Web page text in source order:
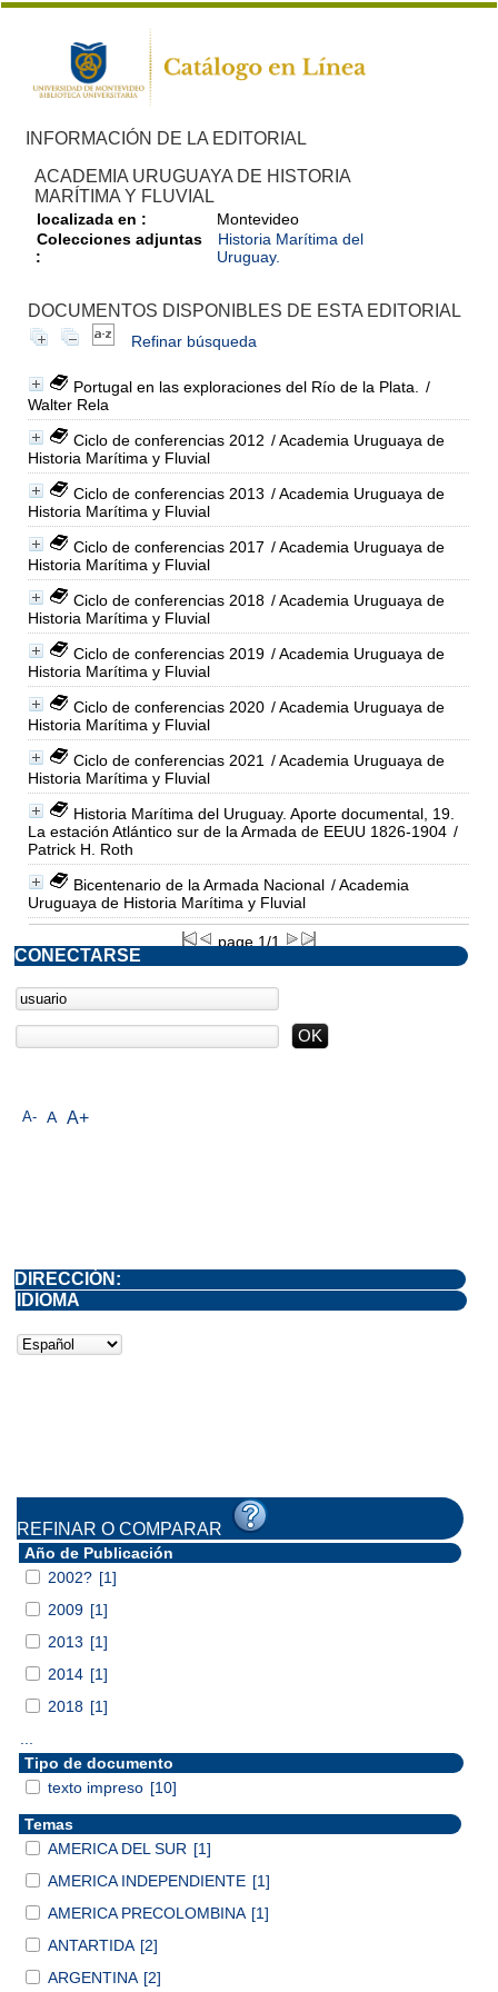
INFORMACIÓN DE LA EDITORIAL
ACADEMIA URUGUAYA DE HISTORIA
MARÍTIMA Y FLUVIAL
localizada en :
Montevideo
Colecciones adjuntas
:
Historia Marítima del
Uruguay.
DOCUMENTOS DISPONIBLES DE ESTA EDITORIAL
Refinar búsqueda
Portugal en las exploraciones del Río de la Plata.
/
Walter Rela
Ciclo de conferencias 2012 / Academia Uruguaya de
Historia Marítima y Fluvial
Ciclo de conferencias 2013 / Academia Uruguaya de
Historia Marítima y Fluvial
Ciclo de conferencias 2017 / Academia Uruguaya de
Historia Marítima y Fluvial
Ciclo de conferencias 2018 / Academia Uruguaya de
Historia Marítima y Fluvial
Ciclo de conferencias 2019 / Academia Uruguaya de
Historia Marítima y Fluvial
Ciclo de conferencias 2020 / Academia Uruguaya de
Historia Marítima y Fluvial
Ciclo de conferencias 2021 / Academia Uruguaya de
Historia Marítima y Fluvial
Historia Marítima del Uruguay. Aporte documental, 19.
La estación Atlántico sur de la Armada de EEUU 1826-1904 /
Patrick H. Roth
Bicentenario de la Armada Nacional / Academia
Uruguaya de Historia Marítima y Fluvial
page 1/1
A- A A+
CONECTARSE
DIRECCIÓN:
IDIOMA
REFINAR O COMPARAR
Año de Publicación
2002? [1]
2009 [1]
2013 [1]
2014 [1]
2018 [1]
Tipo de documento
texto impreso [10]
Temas
AMERICA DEL SUR [1]
AMERICA INDEPENDIENTE [1]
AMERICA PRECOLOMBINA [1]
ANTARTIDA [2]
ARGENTINA [2]